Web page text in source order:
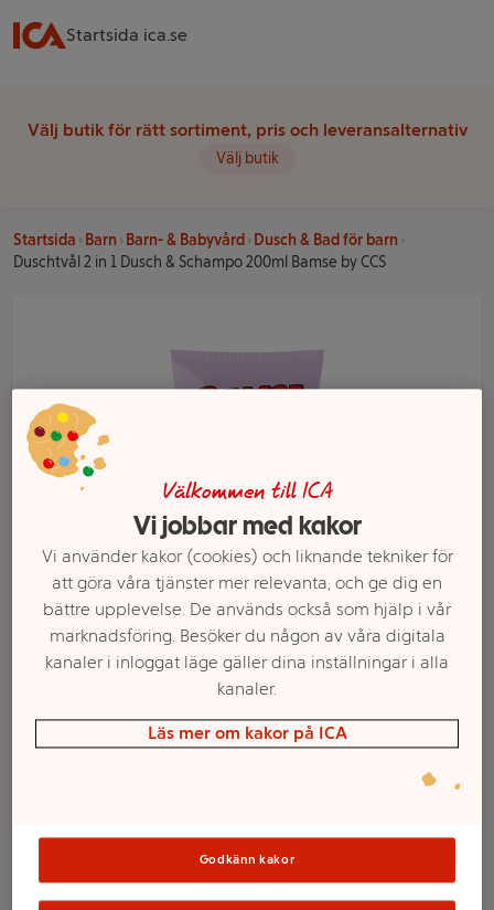
Startsida ica.se
Välj butik för rätt sortiment, pris och leveransalternativ
Välj butik
Startsida Barn Barn- & Babyvård
Dusch & Bad för barn
Duschtvål 2 in 1 Dusch & Schampo 200ml Bamse by CCS
Välkommen till ICA
Vi jobbar med kakor
Vi använder kakor (cookies) och liknande tekniker för
att göra våra tjänster mer relevanta, och ge dig en
bättre upplevelse. De används också som hjälp i vår
marknadsföring. Besöker du någon av våra digitala
kanaler i inloggat läge gäller dina inställningar i alla
kanaler.
Läs mer om kakor på ICA
Godkänn kakor